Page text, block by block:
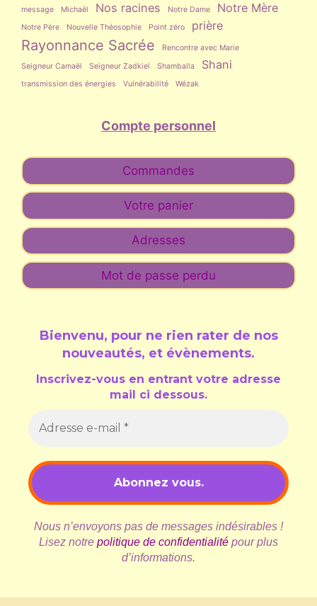
message Michaël Nos racines Notre Dame Notre Mère
Notre Père Nouvelle Théosophie Point zéro prière
Rayonnance Sacrée
Rencontre avec Marie
Seigneur Camaël
Seigneur Zadkiel Shamballa Shani
transmission des énergies Vulnérabilité Wézak
Compte personnel
Commandes
Votre panier
Adresses
Mot de passe perdu
Bienvenu, pour ne rien rater de nos
nouveautés, et évènements.
Inscrivez-vous en entrant votre adresse
mail ci dessous.
Nous n’envoyons pas de messages indésirables !
Lisez notre politique de confidentialité pour plus
d’informations.